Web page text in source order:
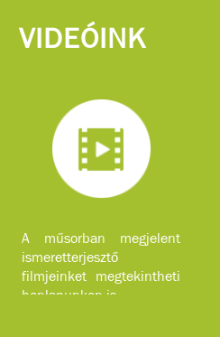
VIDEÓINK
A műsorban megjelent
ismeretterjesztő
filmjeinket megtekintheti
honlapunkon is.